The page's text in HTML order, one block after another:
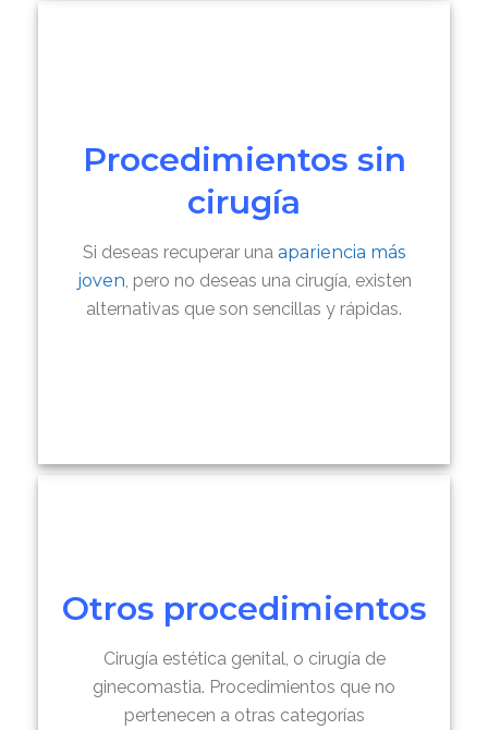
Procedimientos sin
cirugía
Si deseas recuperar una apariencia más
joven, pero no deseas una cirugía, existen
alternativas que son sencillas y rápidas.
Otros procedimientos
Cirugía estética genital, o cirugía de
ginecomastia. Procedimientos que no
pertenecen a otras categorías